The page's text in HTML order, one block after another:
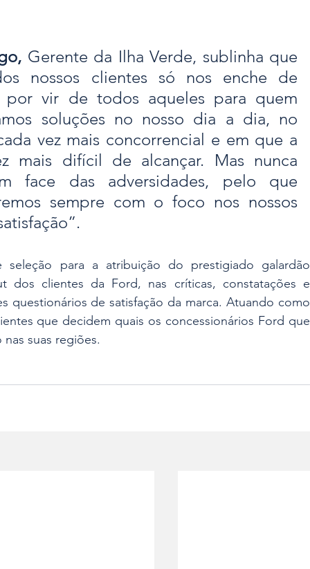
Gerente da Ilha Verde, sublinha que
nossos clientes só nos enche de
por vir de todos aqueles para quem
soluções no nosso dia a dia, no
vez mais concorrencial e em que a
mais difícil de alcançar. Mas nunca
face das adversidades, pelo que
sempre com o foco nos nossos
para a atribuição do prestigiado galardão
dos clientes da Ford, nas críticas, constatações e
questionários de satisfação da marca. Atuando como
que decidem quais os concessionários Ford que
suas regiões.